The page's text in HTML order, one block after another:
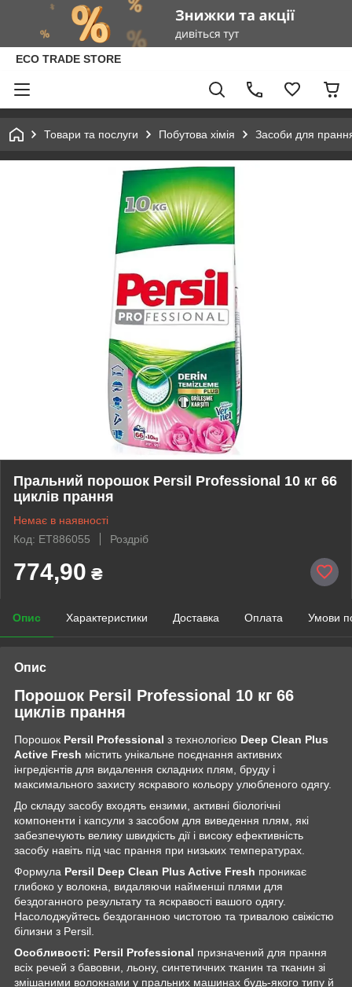
ECO TRADE STORE
Товари та послуги Побутова хімія Засоби для
Пральний порошок Persil Professional 10 кг 66
циклів прання
Немає в наявності
Код: ET886055
Роздріб
774,90 ₴
Опис Характеристики Доставка Оплата Умови
Опис
Порошок Persil Professional 10 кг 66
циклів прання
Порошок Persil Professional з технологією Deep Clean Plus
Active Fresh містить унікальне поєднання активних
інгредієнтів для видалення складних плям, бруду і
максимального захисту яскравого кольору улюбленого одягу.
До складу засобу входять ензими, активні біологічні
компоненти і капсули з засобом для виведення плям, які
забезпечують велику швидкість дії і високу ефективність
засобу навіть під час прання при низьких температурах.
Формула Persil Deep Clean Plus Active Fresh проникає
глибоко у волокна, видаляючи найменші плями для
бездоганного результату та яскравості вашого одягу.
Насолоджуйтесь бездоганною чистотою та тривалою свіжістю
білизни з Persil.
Особливості: Persil Professional призначений для прання
всіх речей з бавовни, льону, синтетичних тканин та тканин зі
змішаними волокнами у пральних машинах будь-якого типу й